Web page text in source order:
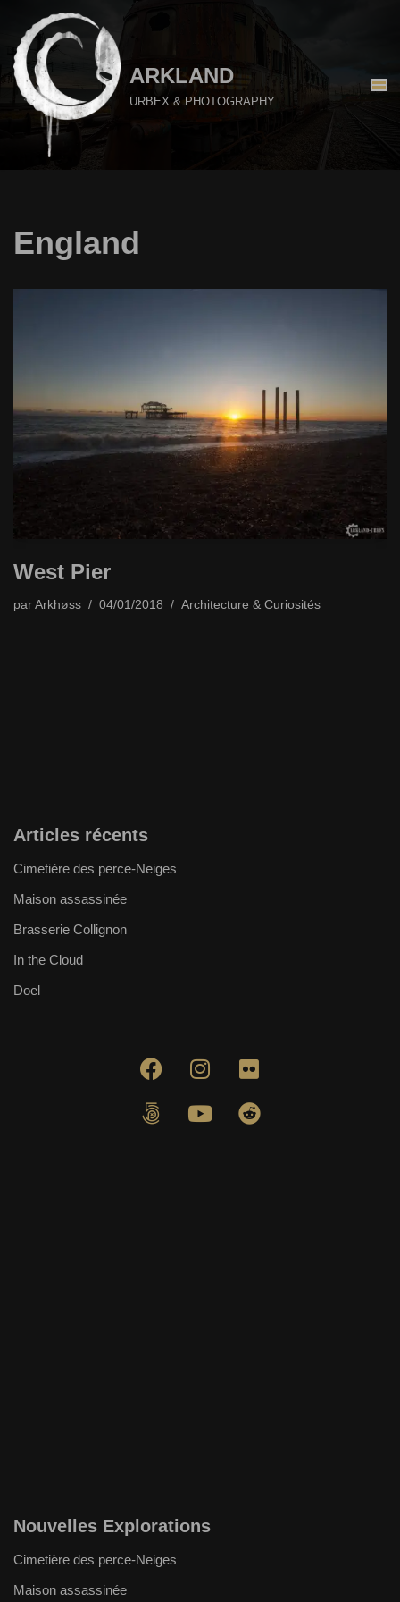
Aller
au
contenu
ARKLAND
URBEX & PHOTOGRAPHY
England
West Pier
par Arkhøss 04/01/2018 Architecture & Curiosités
Articles récents
Cimetière des perce-Neiges
Maison assassinée
Brasserie Collignon
In the Cloud
Doel
Nouvelles Explorations
Cimetière des perce-Neiges
Maison assassinée